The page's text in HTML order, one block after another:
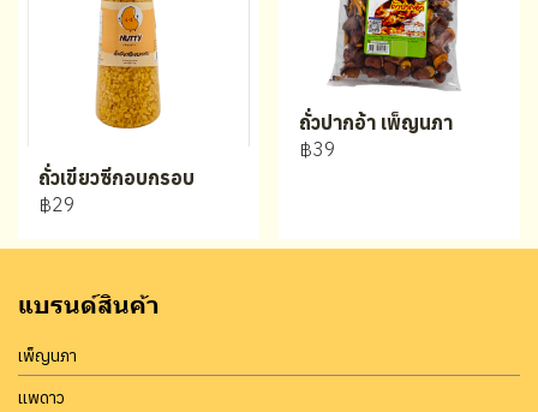
ถั่วเขียวซีกอบกรอบ
฿29
ถั่วปากอ้า เพ็ญนภา
฿39
แบรนด์สินค้า
เพ็ญนภา
แพดาว